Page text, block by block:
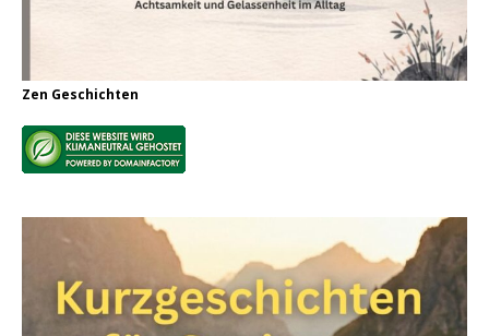
Zen Geschichten